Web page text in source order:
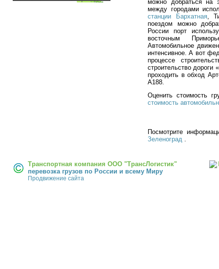
можно добраться на
между городами
станции Бархатная,
поездом можно
России порт
восточным
Автомобильное
интенсивное. А вот
процессе
строительство дороги
проходить в обход
А188.
Оценить стоимость
стоимость
Посмотрите
Зеленоград .
Транспортная компания ООО "ТрансЛогистик"
перевозка грузов по России и всему Миру
Продвижение сайта